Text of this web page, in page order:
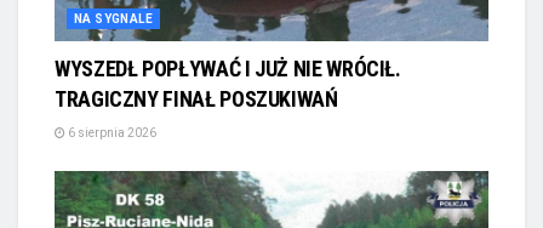
NA SYGNALE
WYSZEDŁ POPŁYWAĆ I JUŻ NIE WRÓCIŁ.
TRAGICZNY FINAŁ POSZUKIWAŃ
6 sierpnia 2026